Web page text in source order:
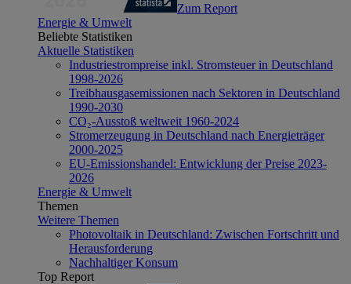
Zum Report
Energie & Umwelt
Beliebte Statistiken
Aktuelle Statistiken
Industriestrompreise inkl. Stromsteuer in Deutschland
1998-2026
Treibhausgasemissionen nach Sektoren in Deutschland
1990-2030
CO₂-Ausstoß weltweit 1960-2024
Stromerzeugung in Deutschland nach Energieträger
2000-2025
EU-Emissionshandel: Entwicklung der Preise 2023-
2026
Energie & Umwelt
Themen
Weitere Themen
Photovoltaik in Deutschland: Zwischen Fortschritt und
Herausforderung
Nachhaltiger Konsum
Top Report